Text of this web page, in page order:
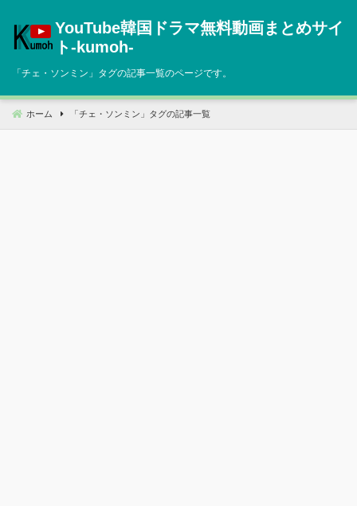
へ
動
YouTube韓国ドラマ無料動画まとめサイ
ト‐kumoh‐
「チェ・ソンミン 」タグの記事一覧のページです。
ホーム 「 チェ・ソンミン 」タグの記事一覧